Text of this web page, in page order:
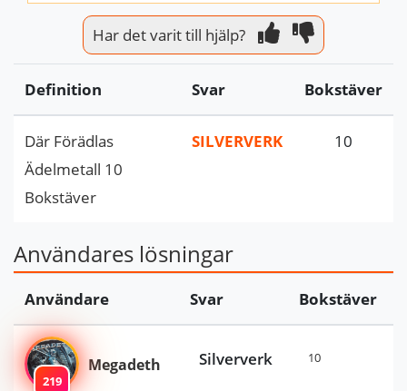
Har det varit till hjälp?
Definition Svar Bokstäver
Där Förädlas
Ädelmetall 10
Bokstäver
SILVERVERK 10
Användares lösningar
Användare Svar Bokstäver
219
Megadeth Silververk 10